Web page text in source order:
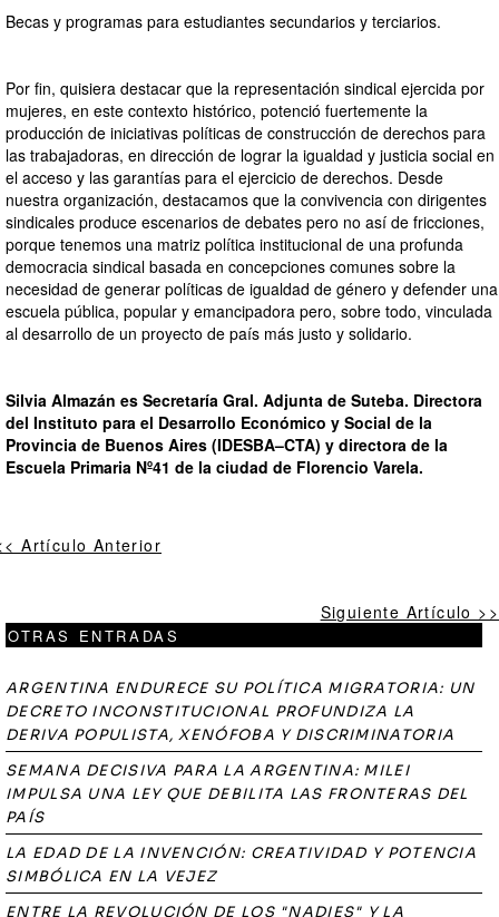
Becas y programas para estudiantes secundarios y terciarios.
Por fin, quisiera destacar que la representación sindical ejercida por
mujeres, en este contexto histórico, potenció fuertemente la
producción de iniciativas políticas de construcción de derechos para
las trabajadoras, en dirección de lograr la igualdad y justicia social en
el acceso y las garantías para el ejercicio de derechos. Desde
nuestra organización, destacamos que la convivencia con dirigentes
sindicales produce escenarios de debates pero no así de fricciones,
porque tenemos una matriz política institucional de una profunda
democracia sindical basada en concepciones comunes sobre la
necesidad de generar políticas de igualdad de género y defender una
escuela pública, popular y emancipadora pero, sobre todo, vinculada
al desarrollo de un proyecto de país más justo y solidario.
Silvia Almazán es Secretaría Gral. Adjunta de Suteba. Directora
del Instituto para el Desarrollo Económico y Social de la
Provincia de Buenos Aires (IDESBA–CTA) y directora de la
Escuela Primaria Nº41 de la ciudad de Florencio Varela.
Artículo Anterior
Siguiente Artículo >>
OTRAS ENTRADAS
ARGENTINA ENDURECE SU POLÍTICA MIGRATORIA: UN
DECRETO INCONSTITUCIONAL PROFUNDIZA LA
DERIVA POPULISTA, XENÓFOBA Y DISCRIMINATORIA
SEMANA DECISIVA PARA LA ARGENTINA: MILEI
IMPULSA UNA LEY QUE DEBILITA LAS FRONTERAS DEL
PAÍS
LA EDAD DE LA INVENCIÓN: CREATIVIDAD Y POTENCIA
SIMBÓLICA EN LA VEJEZ
ENTRE LA REVOLUCIÓN DE LOS "NADIES" Y LA